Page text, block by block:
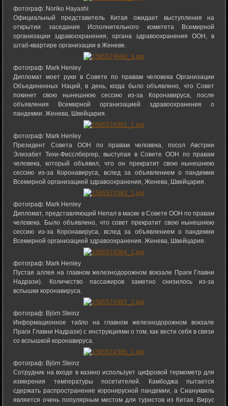
фотограф: Noriko Hayashi
Официальный представитель Китая ожидает выступления на
открытии заседания Исполнительного комитета Всемирной
организации здравоохранения, органа здравоохранения ООН, в
штаб-квартире организации в Женеве.
фотограф: Mark Henley
Дипломат моет руки в Совете по правам человека Организации
Объединенных Наций, в день, когда было объявлено, что Совет
покинет свою нынешнюю сессию из-за Коронавируса, после
объявления Всемирной организацией здравоохранения о
пандемии. Женева, Швейцария.
фотограф: Mark Henley
Президент Совета ООН по правам человека, посол Австрии
Элизабет Тихи-Фисслбергер, выступая в Совете ООН по правам
человека, который объявил, что он прекратит свою нынешнюю
сессию из-за Коронавируса, вслед за объявлением о пандемии
Всемирной организацией здравоохранения, Женева, Швейцария.
фотограф: Mark Henley
Дипломат, представляющий Непал в маске в Совете ООН по правам
человека. Было объявлено, что совет прекратит свою нынешнюю
сессию из-за Коронавируса, вслед за объявлением о пандемии
Всемирной организацией здравоохранения. Женева, Швейцария.
фотограф: Mark Henley
Пустая аллея на главном железнодорожном вокзале Праги Главни
Надрази). Количество пассажиров заметно снизилось из-за
вспышки коронавируса.
фотограф: Björn Steinz
Информационное табло на главном железнодорожном вокзале
Праги Главни Надрази) с инструкциями о том, как вести себя в связи
со вспышкой коронавируса.
фотограф: Björn Steinz
Сотрудник на входе в казино использует цифровой термометр для
измерения температуры посетителей. Камбоджа пытается
сдержать распространение коронирусной пандемии, а Сиануквиль
является очень популярным местом для туристов из Китая. Вирус